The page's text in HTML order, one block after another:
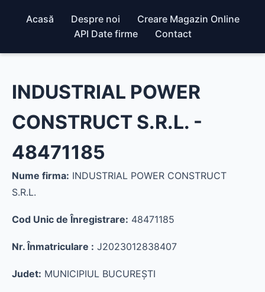
Acasă Despre noi
Creare Magazin Online
API Date firme
Contact
INDUSTRIAL POWER
CONSTRUCT S.R.L. -
48471185
Nume firma: INDUSTRIAL POWER CONSTRUCT
S.R.L.
Cod Unic de Înregistrare: 48471185
Nr. Înmatriculare : J2023012838407
Judet: MUNICIPIUL BUCUREŞTI